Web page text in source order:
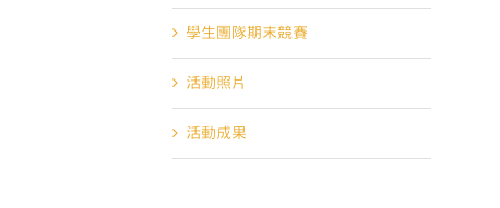
學生團隊期末競賽
活動照片
活動成果